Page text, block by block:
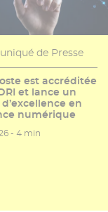
de Presse
est accréditée
et lance un
en
numérique
- Temps de lecture
4 min